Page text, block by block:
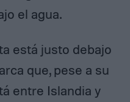
el agua.
está justo debajo
que, pese a su
entre Islandia y